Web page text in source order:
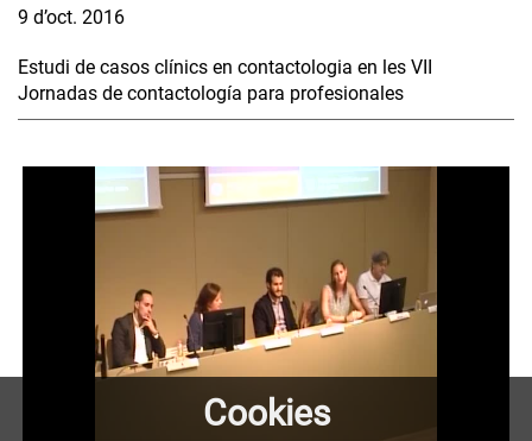
9 d’oct. 2016
Estudi de casos clínics en contactologia en les VII
Jornadas de contactología para profesionales
Cookies